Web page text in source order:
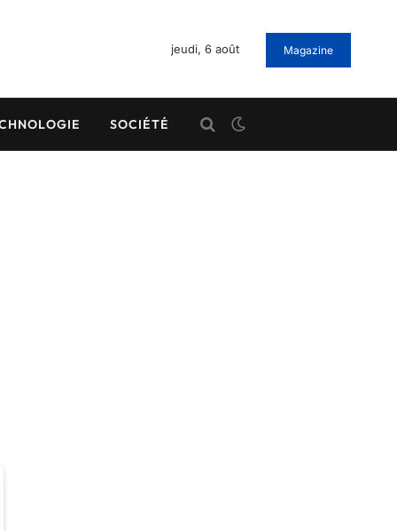
jeudi, 6 août Magazine
SOCIÉTÉ